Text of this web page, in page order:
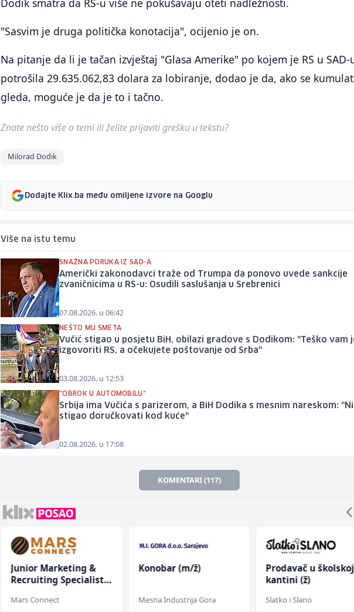
Dodik smatra da RS-u više ne pokušavaju oteti nadležnosti.
"Sasvim je druga politička konotacija", ocijenio je on.
Na pitanje da li je tačan izvještaj "Glasa Amerike" po kojem je RS u SAD-
potrošila 29.635.062,83 dolara za lobiranje, dodao je da, ako se
gleda, moguće je da je to i tačno.
Znate nešto više o temi ili želite prijaviti grešku u tekstu?
Milorad Dodik
Dodajte Klix.ba među omiljene izvore na Googlu
Više na istu temu
SNAŽNA PORUKA IZ SAD-A
Američki zakonodavci traže od Trumpa da ponovo uvede sankcije
zvaničnicima u RS-u: Osudili saslušanja u Srebrenici
07.08.2026. u 06:42
NEŠTO MU SMETA
Vučić stigao u posjetu BiH, obilazi gradove s Dodikom: "Teško vam
izgovoriti RS, a očekujete poštovanje od Srba"
03.08.2026. u 12:53
"OBROK U AUTOMOBILU"
Srbija ima Vučića s parizerom, a BiH Dodika s mesnim nareskom:
stigao doručkovati kod kuće"
02.08.2026. u 17:08
KOMENTARI (117)
Junior Marketing &
Recruiting Specialist
Mars Connect
Konobar (m/ž)
Mesna Industrija Gora
Prodavač u školskoj
kantini (ž)
Slatko i Slano